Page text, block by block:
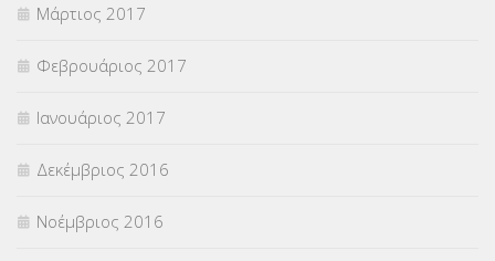
Μάρτιος 2017
Φεβρουάριος 2017
Ιανουάριος 2017
Δεκέμβριος 2016
Νοέμβριος 2016